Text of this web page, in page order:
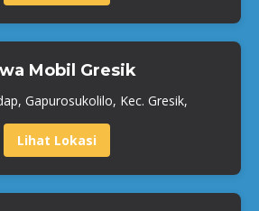
Mobil Gresik
Gapurosukolilo, Kec. Gresik,
Lihat Lokasi